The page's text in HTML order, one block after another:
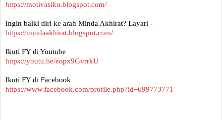
https://motivasiku.blogspot.com/
Ingin baiki diri ke arah Minda Akhirat? Layari -
https://mindaakhirat.blogspot.com/
Ikuti FY di Youtube
https://youtu.be/eopx9GvrrkU
Ikuti FY di Facebook
https://www.facebook.com/profile.php?id=699773771